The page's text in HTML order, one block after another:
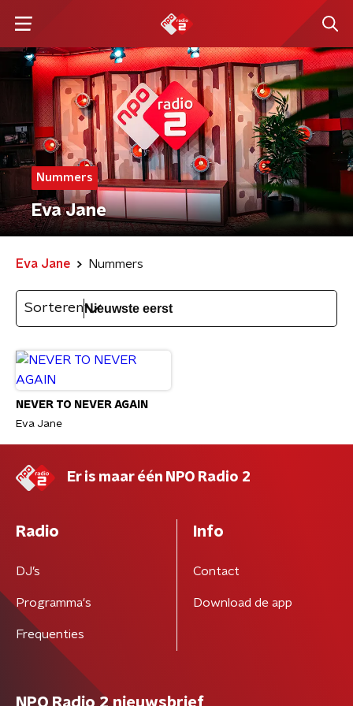
Nummers
Eva Jane
Eva Jane Nummers
Sorteren
NEVER TO NEVER AGAIN
Eva Jane
Er is maar één NPO Radio 2
Radio
DJ’s
Programma's
Frequenties
Info
Contact
Download de app
NPO Radio 2 nieuwsbrief